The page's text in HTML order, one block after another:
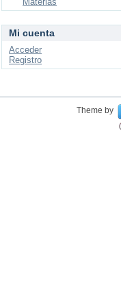
Mi cuenta
Acceder
Registro
Theme by